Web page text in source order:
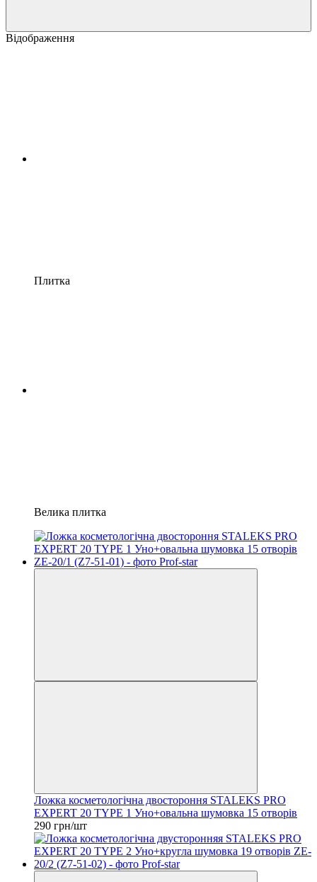
Відображення
Плитка
Велика плитка
Ложка косметологічна двостороння STALEKS PRO
EXPERT 20 TYPE 1 Уно+овальна шумовка 15 отворів
290 грн/шт